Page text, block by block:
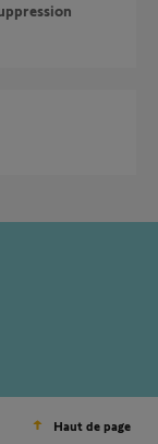
Haut de page